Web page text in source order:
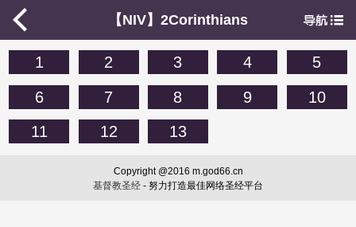
【NIV】2Corinthians
1 2 3 4
5
6
7 8 9
10
11
12 13
Copyright @2016 m.god66.cn
基督教圣经 - 努力打造最佳网络圣经平台